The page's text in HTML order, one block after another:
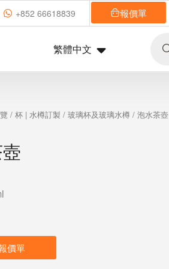
+852 66618839 報價單
繁體中文
/杯 | 水樽訂製 /玻璃杯及玻璃水樽 / 泡水茶壺
價單